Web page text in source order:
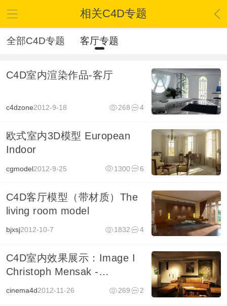
相关C4D专题
全部C4D专题 客厅专题
C4D室内渲染作品-客厅
c4dzone2012-9-18 4
268
欧式室内3D模型 European
Indoor
cgmodel2012-9-25 6
1300
C4D客厅模型（带材质）The
living room model
bjxsj2012-10-7 4
1832
C4D室内效果展示：Image I
Christoph Mensak -
brown_eye_architects at
cinema4d2012-11-26 2
269